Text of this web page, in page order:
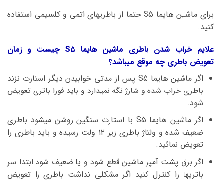
برای ماشین هایما S5 حتما از باطریهای اتمی و کلسیمی استفاده
کنید.
علایم خراب شدن باطری ماشین هایما S5 چیست و زمان
تعویض باطری چه موقع میباشد؟
اگر ماشین هایما S5 پس از مدتی خوابیدن دیگر استارت نزند
باطری خراب شده و شارژ نگه نمیدارد و باید فورا باتری تعویض
شود.
اگر ماشین هایما S5 با استارت سنگین روشن میشود باطری
ضعیف شده و ولتاژ باطری زیر ۱۲ ولت رسیده و باید باطری را
تعویض نمائید.
اگر برق پشت آمپر ماشین قطع شود و یا ضعیف شود ابتدا سر
باتریها را کنترل کنید اگر مشکلی نداشت باطری را تعویض